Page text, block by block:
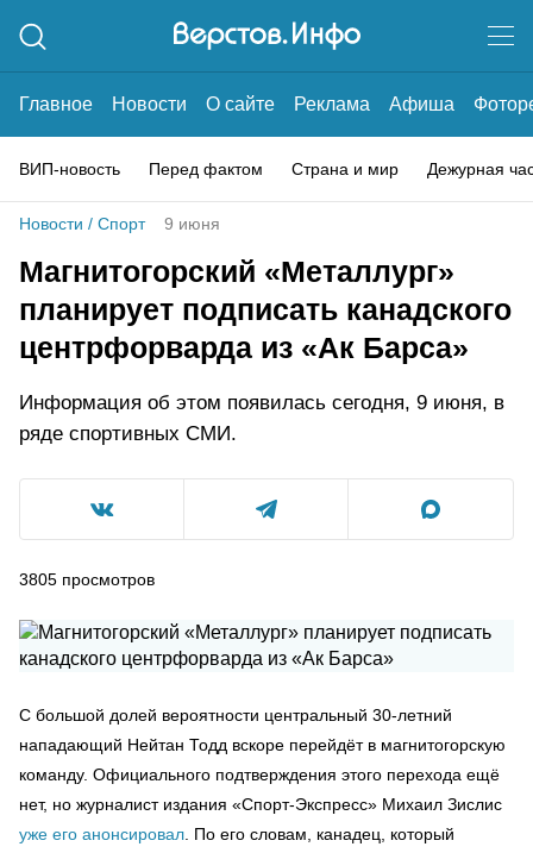
Главное Новости О сайте Реклама Афиша
ВИП-новость Перед фактом Страна и мир Дежурная
Новости / Спорт 9 июня
Магнитогорский «Металлург»
планирует подписать канадского
центрфорварда из «Ак Барса»
Информация об этом появилась сегодня, 9 июня, в
ряде спортивных СМИ.
3805 просмотров
С большой долей вероятности центральный 30-летний
нападающий Нейтан Тодд вскоре перейдёт в магнитогорскую
команду. Официального подтверждения этого перехода ещё
нет, но журналист издания «Спорт-Экспресс» Михаил Зислис
уже его анонсировал . По его словам, канадец, который